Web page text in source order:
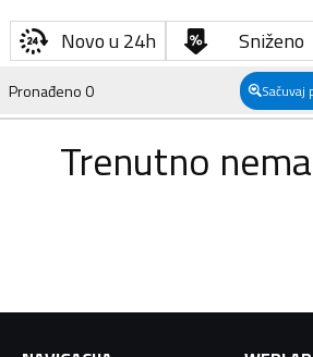
Novo u 24h Sniženo
Pronađeno0 Sačuvaj
Trenutno